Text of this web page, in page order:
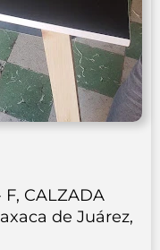
F, CALZADA
de Juárez,